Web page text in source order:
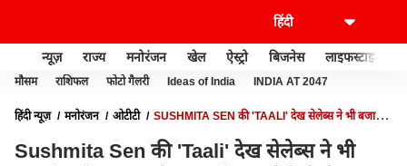
न्यूज़ राज्य मनोरंजन खेल ऐस्ट्रो बिजनेस लाइफस्टाइल
मौसम राशिफल फोटो गैलरी Ideas of India INDIA AT 2047
हिंदी न्यूज़ मनोरंजन ओटीटी
SUSHMITA SEN की 'TAALI' देख सेलेब्स ने भी बजाई
Sushmita Sen की 'Taali' देख सेलेब्स ने भी